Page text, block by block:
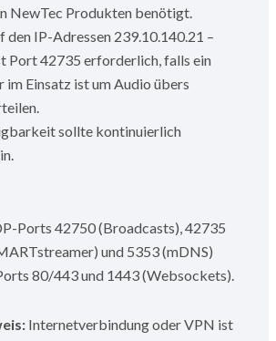
NewTec Produkten benötigt.
den IP-Adressen 239.10.140.21 –
Port 42735 erforderlich, falls ein
im Einsatz ist um Audio übers
sollte kontinuierlich
Ports 42750 (Broadcasts), 42735
und 5353 (mDNS)
80/443 und 1443 (Websockets).
Internetverbindung oder VPN ist